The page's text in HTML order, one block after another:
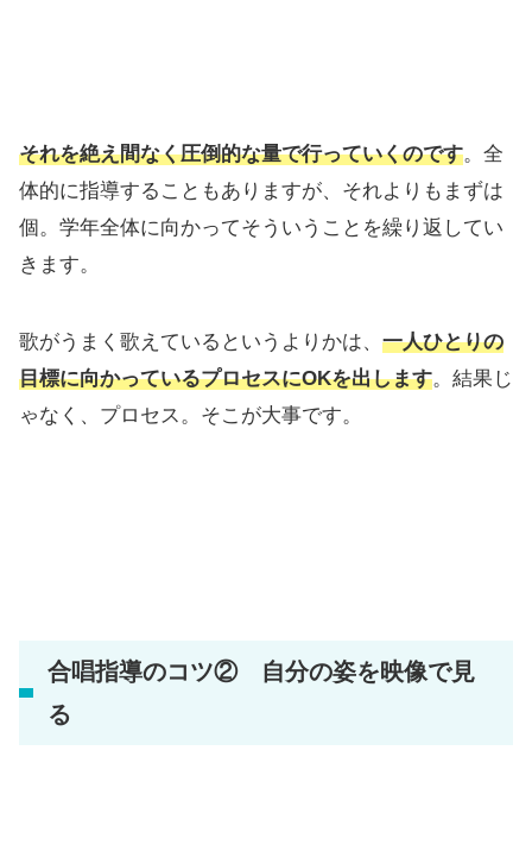
それを絶え間なく圧倒的な量で行っていくのです。全
体的に指導することもありますが、それよりもまずは
個。学年全体に向かってそういうことを繰り返してい
きます。
歌がうまく歌えているというよりかは、 一人ひとりの
目標に向かっているプロセスにOKを出します。結果じ
ゃなく、プロセス。そこが大事です。
合唱指導のコツ② 自分の姿を映像で見
る